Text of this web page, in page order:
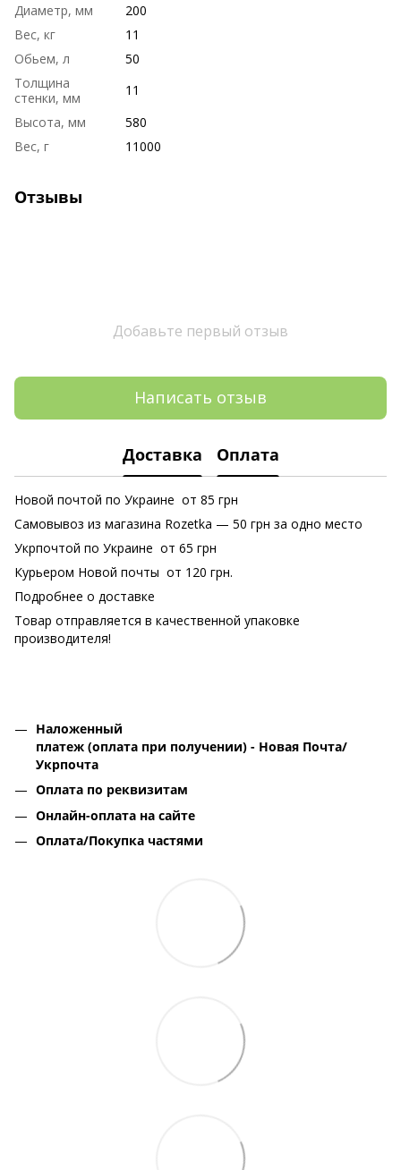
Диаметр, мм
200
Вес, кг
11
Обьем, л
50
Толщина
стенки, мм
11
Высота, мм
580
Вес, г
11000
Отзывы
Добавьте первый отзыв
Написать отзыв
Доставка Оплата
Новой почтой по Украине от 85 грн
Самовывоз из магазина Rozetka — 50 грн за одно место
Укрпочтой по Украине от 65 грн
Курьером Новой почты от 120 грн.
Подробнее о доставке
Товар отправляется в качественной упаковке
производителя!
Наложенный
платеж (оплата при получении) - Новая Почта/
Укрпочта
Оплата по реквизитам
Онлайн-оплата на сайте
Оплата/Покупка частями